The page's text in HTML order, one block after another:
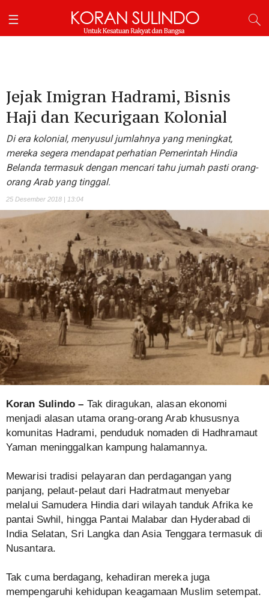
Jejak Imigran Hadrami, Bisnis
Haji dan Kecurigaan Kolonial
Di era kolonial, menyusul jumlahnya yang meningkat,
mereka segera mendapat perhatian Pemerintah Hindia
Belanda termasuk dengan mencari tahu jumah pasti orang-
orang Arab yang tinggal.
25 Desember 2018 | 13:04
Koran Sulindo – Tak diragukan, alasan ekonomi
menjadi alasan utama orang-orang Arab khususnya
komunitas Hadrami, penduduk nomaden di Hadhramaut
Yaman meninggalkan kampung halamannya.
Mewarisi tradisi pelayaran dan perdagangan yang
panjang, pelaut-pelaut dari Hadratmaut menyebar
melalui Samudera Hindia dari wilayah tanduk Afrika ke
pantai Swhil, hingga Pantai Malabar dan Hyderabad di
India Selatan, Sri Langka dan Asia Tenggara termasuk di
Nusantara.
Tak cuma berdagang, kehadiran mereka juga
mempengaruhi kehidupan keagamaan Muslim setempat.